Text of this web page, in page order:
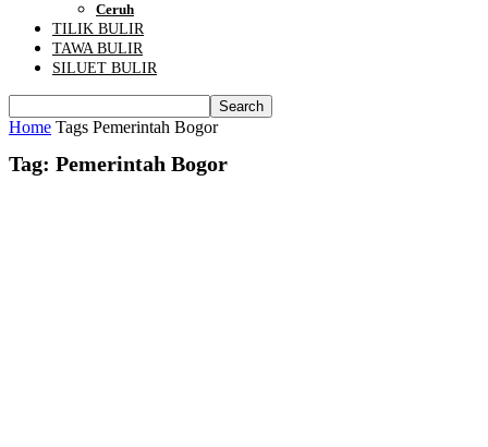
Ceruh
TILIK BULIR
TAWA BULIR
SILUET BULIR
Home Tags Pemerintah Bogor
Tag: Pemerintah Bogor